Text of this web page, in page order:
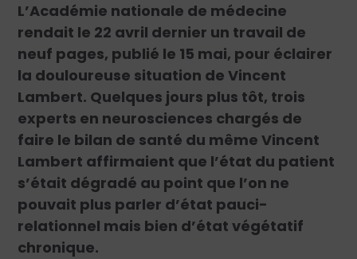
L’Académie nationale de médecine
rendait le 22 avril dernier un travail de
neuf pages, publié le 15 mai, pour éclairer
la douloureuse situation de Vincent
Lambert. Quelques jours plus tôt, trois
experts en neurosciences chargés de
faire le bilan de santé du même Vincent
Lambert affirmaient que l’état du patient
s’était dégradé au point que l’on ne
pouvait plus parler d’état pauci-
relationnel mais bien d’état végétatif
chronique.